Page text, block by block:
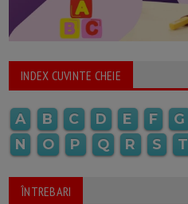
INDEX CUVINTE CHEIE
A B C D E F G
N
O P Q R S T
ÎNTREBARI